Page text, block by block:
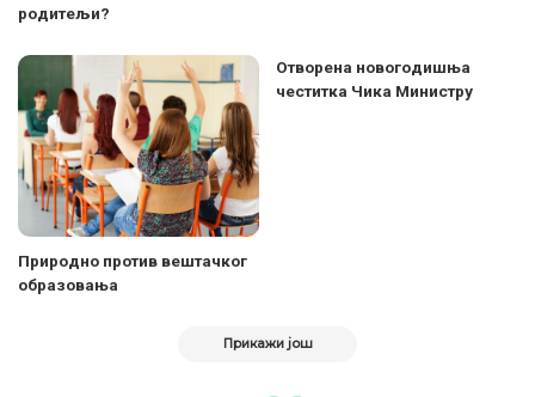
родитељи?
Природно против вештачког
образовања
Отворена новогодишња
честитка Чика Министру
Прикажи још